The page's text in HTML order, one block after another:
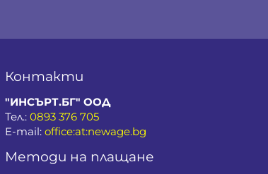
Контакти
"ИНСЪРТ.БГ" ООД
Тел.:0893 376 705
E-mail:office:at:newage.bg
Методи на плащане